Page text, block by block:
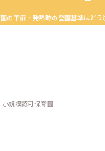
の下痢・発熱時の登園基準はど
規模認可保育園